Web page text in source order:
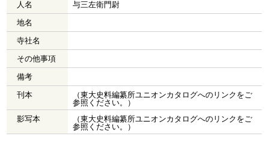
人名
与三左衛門尉
地名
寺社名
その他事項
備考
刊本
（東大史料編纂所ユニオンカタログへのリンクをご
参照ください。）
影写本
（東大史料編纂所ユニオンカタログへのリンクをご
参照ください。）